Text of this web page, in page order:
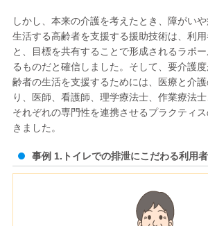
しかし、本来の介護を考えたとき、障がい
生活する高齢者を支援する援助技術は、利
と、目標を共有することで形成されるラポ
るものだと確信しました。そして、要介護
齢者の生活を支援するためには、医療と介
り、医師、看護師、理学療法士、作業療法
それぞれの専門性を連携させるプラクティ
きました。
事例 1.トイレでの排泄にこだわる利用者